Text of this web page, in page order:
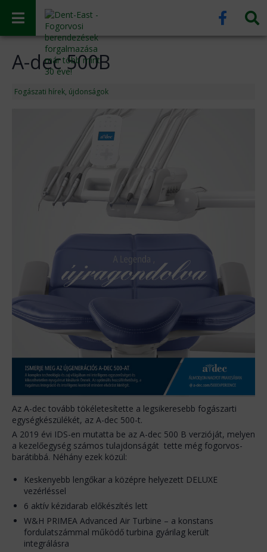
A-dec 500B
Fogászati hírek, újdonságok
Az A-dec tovább tökéletesítette a legsikeresebb fogászarti
egységkészülékét, az A-dec 500-t.
A 2019 évi IDS-en mutatta be az A-dec 500 B verzióját, melyen
a kezelőegység számos tulajdonságát tette még fogorvos-
barátibbá. Néhány ezek közül:
Keskenyebb lengőkar a középre helyezett DELUXE
vezérléssel
6 aktív kézidarab előkészítés lett
W&H PRIMEA Advanced Air Turbine – a konstans
fordulatszámmal működő turbina gyárilag került
integrálásra